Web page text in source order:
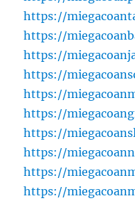
https://
https://
https://
https://
https://
https://
https://
https://
https://
https://